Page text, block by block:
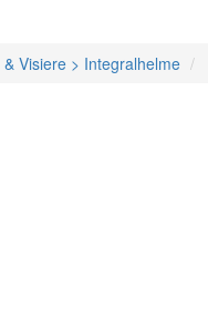
& Visiere > Integralhelme